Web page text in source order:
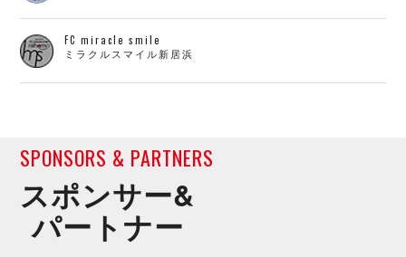
FC miracle smile
ミラクルスマイル新居浜
SPONSORS & PARTNERS
スポンサー&
パートナー